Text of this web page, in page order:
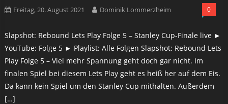
Freitag, 20. August 2021 Dominik Lommerzheim 0
Slapshot: Rebound Lets Play Folge 5 – Stanley Cup-Finale live ►
YouTube: Folge 5 ► Playlist: Alle Folgen Slapshot: Rebound Lets
Play Folge 5 – Viel mehr Spannung geht doch gar nicht. Im
finalen Spiel bei diesem Lets Play geht es heiß her auf dem Eis.
Da kann kein Spiel um den Stanley Cup mithalten. Außerdem
[…]